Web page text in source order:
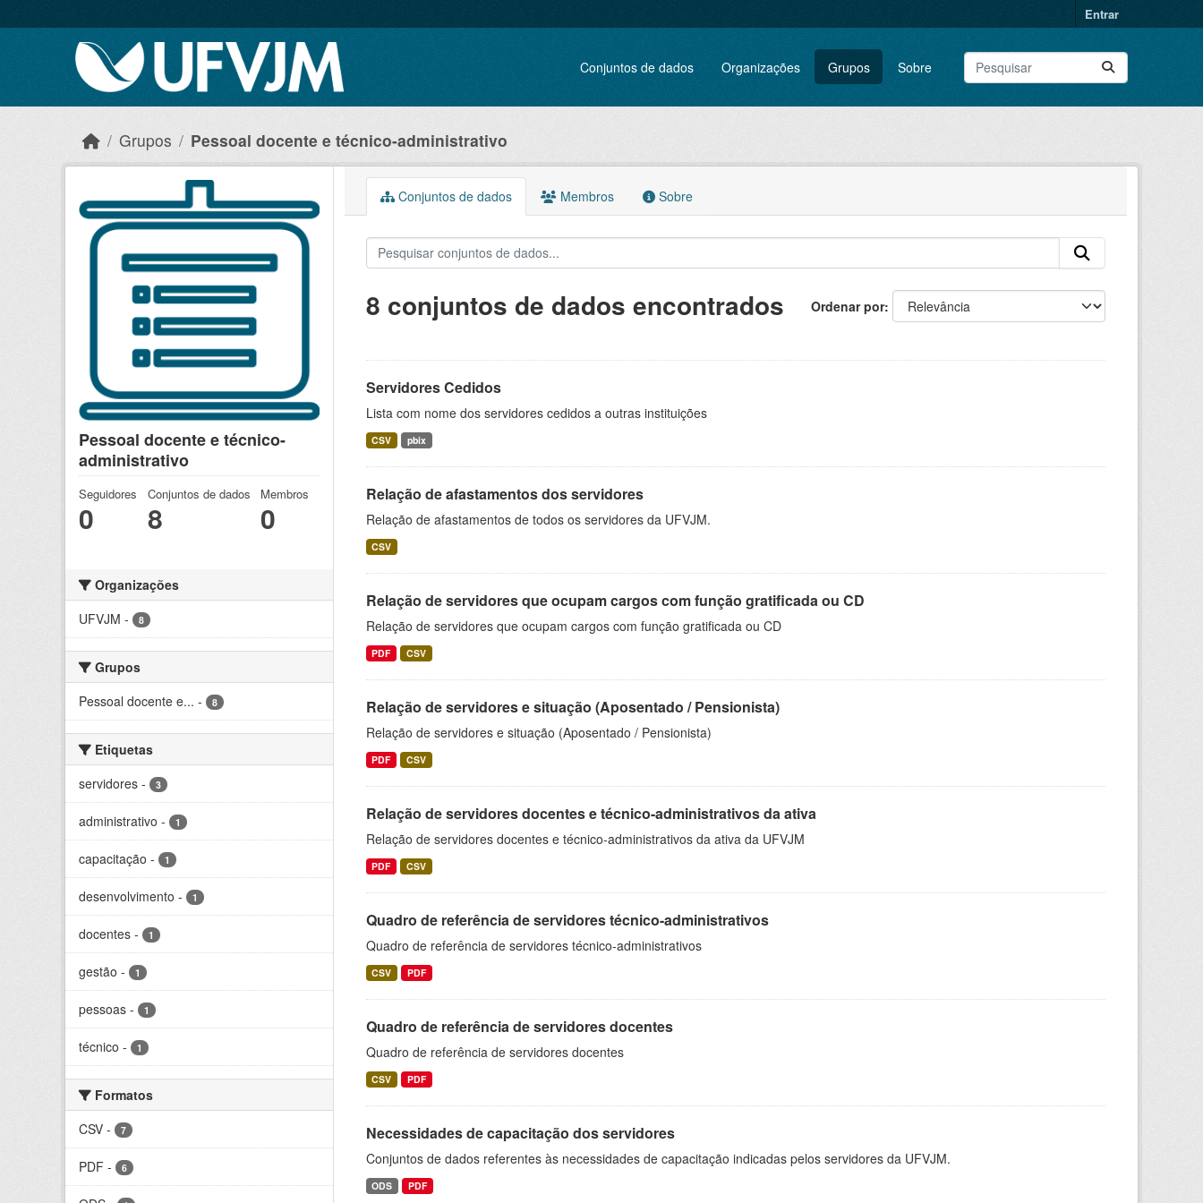
Entrar
Conjuntos de dados Organizações Grupos Sobre
Grupos Pessoal docente e técnico-administrativo
Pessoal docente e técnico-
administrativo
Seguidores
0
Conjuntos de dados
8
Membros
0
Organizações
UFVJM - 8
Grupos
Pessoal docente e... - 8
Etiquetas
servidores - 3
administrativo - 1
capacitação - 1
desenvolvimento - 1
docentes - 1
gestão - 1
pessoas - 1
técnico - 1
Formatos
CSV - 7
PDF - 6
Conjuntos de dados Membros Sobre
Ordenar por
8 conjuntos de dados encontrados
Servidores Cedidos
Lista com nome dos servidores cedidos a outras instituições
CSV pbix
Relação de afastamentos dos servidores
Relação de afastamentos de todos os servidores da UFVJM.
CSV
Relação de servidores que ocupam cargos com função gratificada ou CD
Relação de servidores que ocupam cargos com função gratificada ou CD
PDF CSV
Relação de servidores e situação (Aposentado / Pensionista)
Relação de servidores e situação (Aposentado / Pensionista)
PDF CSV
Relação de servidores docentes e técnico-administrativos da ativa
Relação de servidores docentes e técnico-administrativos da ativa da UFVJM
PDF CSV
Quadro de referência de servidores técnico-administrativos
Quadro de referência de servidores técnico-administrativos
CSV PDF
Quadro de referência de servidores docentes
Quadro de referência de servidores docentes
CSV PDF
Necessidades de capacitação dos servidores
Conjuntos de dados referentes às necessidades de capacitação indicadas pelos servidores da UFVJM.
ODS PDF